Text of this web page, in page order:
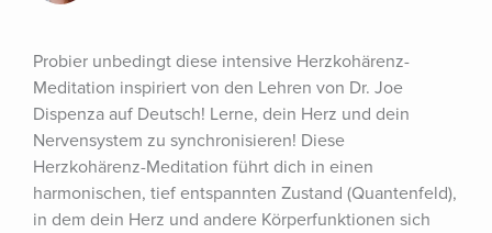
Probier unbedingt diese intensive Herzkohärenz-
Meditation inspiriert von den Lehren von Dr. Joe
Dispenza auf Deutsch! Lerne, dein Herz und dein
Nervensystem zu synchronisieren! Diese
Herzkohärenz-Meditation führt dich in einen
harmonischen, tief entspannten Zustand (Quantenfeld),
in dem dein Herz und andere Körperfunktionen sich